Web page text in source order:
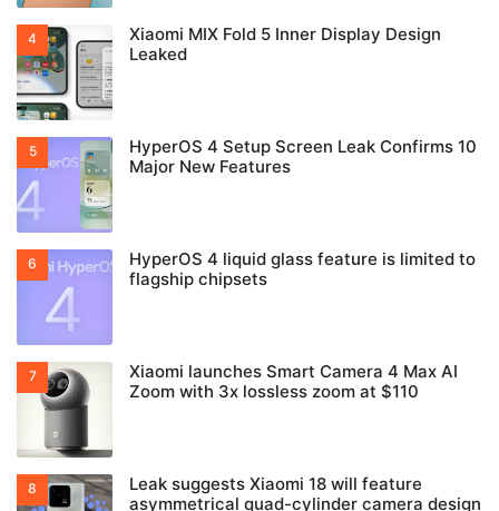
Xiaomi MIX Fold 5 Inner Display Design
Leaked
HyperOS 4 Setup Screen Leak Confirms 10
Major New Features
HyperOS 4 liquid glass feature is limited to
flagship chipsets
Xiaomi launches Smart Camera 4 Max AI
Zoom with 3x lossless zoom at $110
Leak suggests Xiaomi 18 will feature
asymmetrical quad-cylinder camera design